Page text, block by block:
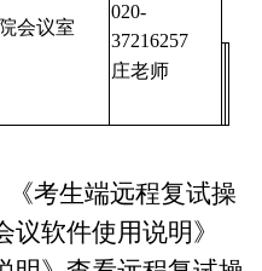
会议室
020-
37216257
庄老师
考生端远程复试操
软件使用说明》